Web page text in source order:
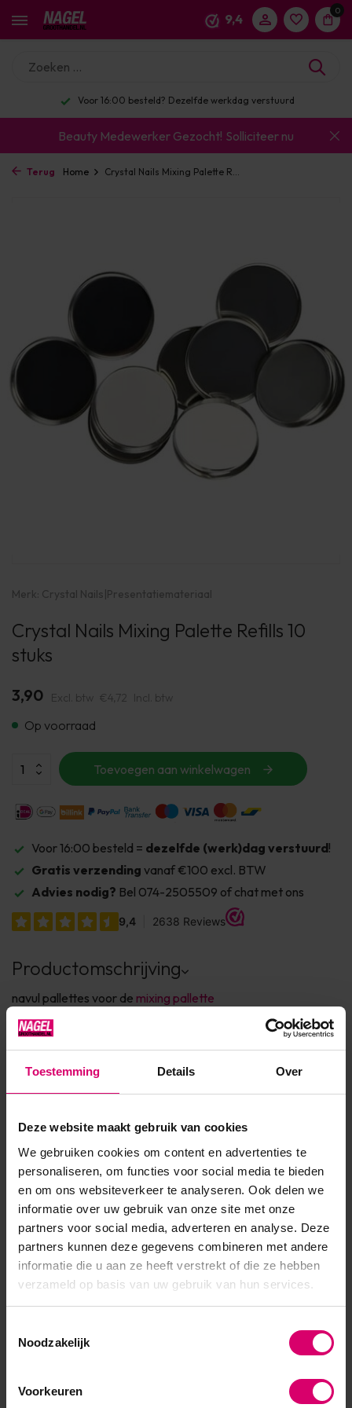
Toestemming Details Over
Deze website maakt gebruik van cookies
We gebruiken cookies om content en advertenties te
personaliseren, om functies voor social media te bieden
en om ons websiteverkeer te analyseren. Ook delen we
informatie over uw gebruik van onze site met onze
partners voor social media, adverteren en analyse. Deze
partners kunnen deze gegevens combineren met andere
informatie die u aan ze heeft verstrekt of die ze hebben
verzameld op basis van uw gebruik van hun services.
Noodzakelijk
Voorkeuren
9,4
0
Voor 16:00 besteld? Dezelfde werkdag verstuurd
Beauty Medewerker Gezocht! Solliciteer nu
Terug Home Crystal Nails Mixing Palette R...
Merk: Crystal Nails|Presentatiemateriaal
Crystal Nails Mixing Palette Refills 10
stuks
3,90 Excl. btw €4,72 Incl. btw
Op voorraad
Toevoegen aan winkelwagen
Voor 16:00 besteld = dezelfde (werk)dag verstuurd!
Gratis verzending vanaf €100 excl. BTW
Advies nodig? Bel 074-2505509 of chat met ons
Productomschrijving
navul pallettes voor de mixing pallette
SKU 290922